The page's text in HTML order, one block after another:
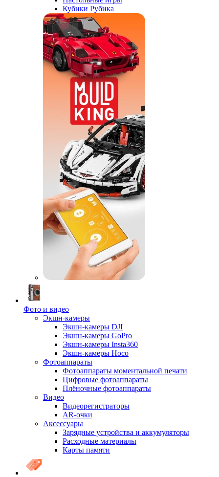
Кубики Рубика
Фото и видео
Экшн-камеры
Экшн-камеры DJI
Экшн-камеры GoPro
Экшн-камеры Insta360
Экшн-камеры Hoco
Фотоаппараты
Фотоаппараты моментальной печати
Цифровые фотоаппараты
Плёночные фотоаппараты
Видео
Видеорегистраторы
AR-очки
Аксессуары
Зарядные устройства и аккумуляторы
Расходные материалы
Карты памяти